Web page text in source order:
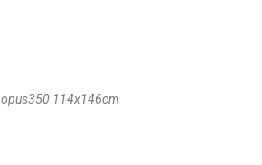
opus350 114x146cm